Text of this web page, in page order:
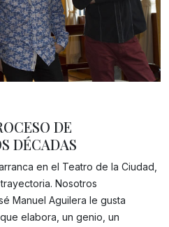
Gracias!
DE
DÉCADAS
en el Teatro de la Ciudad,
Nosotros
Manuel Aguilera le gusta
elabora, un genio, un